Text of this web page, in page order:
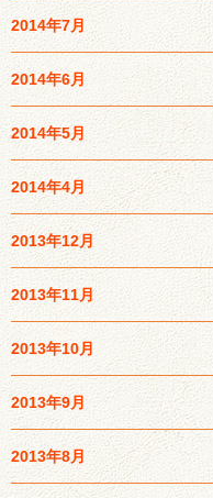
2014年7月
2014年6月
2014年5月
2014年4月
2013年12月
2013年11月
2013年10月
2013年9月
2013年8月